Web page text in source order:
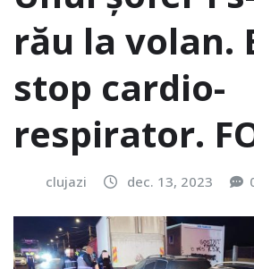
rău la volan.
stop cardio-
respirator.
clujazi dec. 13, 2023